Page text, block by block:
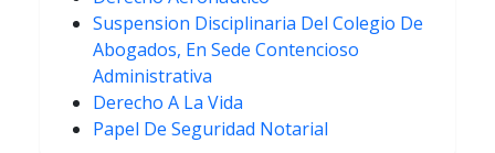
Suspension Disciplinaria Del Colegio De
Abogados, En Sede Contencioso
Administrativa
Derecho A La Vida
Papel De Seguridad Notarial